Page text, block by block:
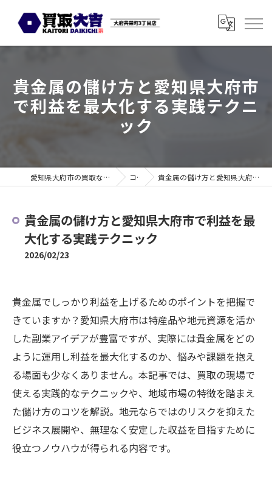
貴金属の儲け方と愛知県大府市
で利益を最大化する実践テクニ
ック
愛知県大府市の買取なら買取大吉 大府共栄町3丁目店 コラム 貴金属の儲け方と愛知県大府市で利益を最大化する実践テクニック
貴金属の儲け方と愛知県大府市で利益を最
大化する実践テクニック
2026/02/23
貴金属でしっかり利益を上げるためのポイントを把握で
きていますか？愛知県大府市は特産品や地元資源を活か
した副業アイデアが豊富ですが、実際には貴金属をどの
ように運用し利益を最大化するのか、悩みや課題を抱え
る場面も少なくありません。本記事では、買取の現場で
使える実践的なテクニックや、地域市場の特徴を踏まえ
た儲け方のコツを解説。地元ならではのリスクを抑えた
ビジネス展開や、無理なく安定した収益を目指すために
役立つノウハウが得られる内容です。